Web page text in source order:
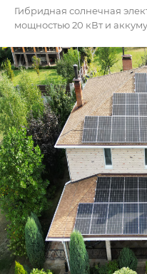
Гибридная солнечная
мощностью 20 кВт и